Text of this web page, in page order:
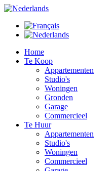
Home
Te Koop
Appartementen
Studio's
Woningen
Gronden
Garage
Commercieel
Te Huur
Appartementen
Studio's
Woningen
Commercieel